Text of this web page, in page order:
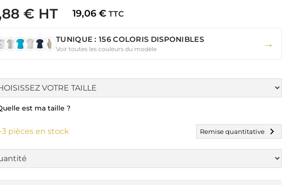
€ HT 19,06 € TTC
TUNIQUE : 156 COLORIS DISPONIBLES
Voir toutes les couleurs du modèle →
est ma taille ?
-3 pièces en stock Remise quantitative chevron_right